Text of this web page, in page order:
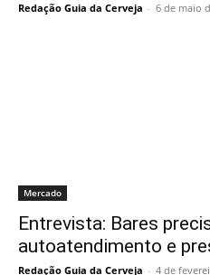
Redação Guia da Cerveja - 6 de maio
Mercado
Entrevista: Bares
autoatendimento e
Redação Guia da Cerveja - 4 de